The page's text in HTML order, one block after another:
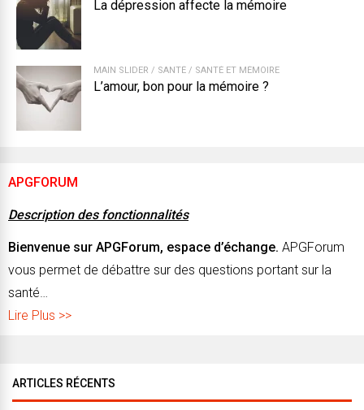
La dépression affecte la mémoire
MAIN SLIDER / SANTÉ / SANTÉ ET MÉMOIRE
L’amour, bon pour la mémoire ?
APGFORUM
Description des fonctionnalités
Bienvenue sur APGForum, espace d’échange. APGForum
vous permet de débattre sur des questions portant sur la
santé…
Lire Plus >>
ARTICLES RÉCENTS